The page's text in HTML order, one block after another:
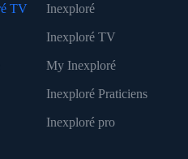
TV Inexploré
Inexploré TV
My Inexploré
Inexploré Praticiens
Inexploré pro